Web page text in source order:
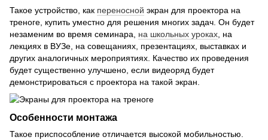
Такое устройство, как переносной экран для проектора на
треноге, купить уместно для решения многих задач. Он будет
незаменим во время семинара, на школьных уроках, на
лекциях в ВУЗе, на совещаниях, презентациях, выставках и
других аналогичных мероприятиях. Качество их проведения
будет существенно улучшено, если видеоряд будет
демонстрироваться с проектора на такой экран.
Особенности монтажа
Такое приспособление отличается высокой мобильностью.